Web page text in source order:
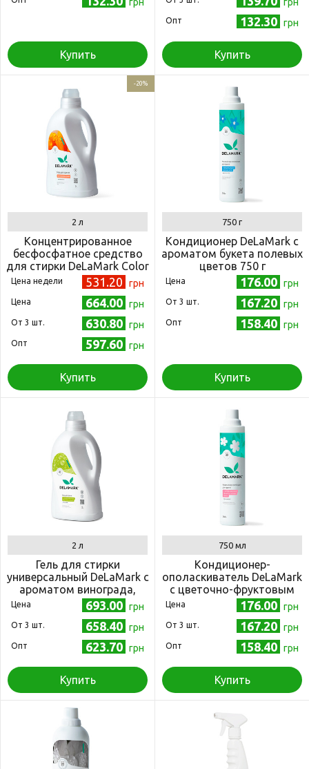
Купить
Опт 132.30 грн
Купить
-20%
2 л
Концентрированное
бесфосфатное средство
для стирки DeLaMark Color
2 л
Цена недели 531.20 грн
Цена 664.00 грн
Oт 3 шт. 630.80 грн
Опт 597.60 грн
Купить
750 г
Кондиционер DeLaMark с
ароматом букета полевых
цветов 750 г
Цена 176.00 грн
Oт 3 шт. 167.20 грн
Опт 158.40 грн
Купить
2 л
Гель для стирки
универсальный DeLaMark с
ароматом винограда,
бергамота и лимона, 2 л
Цена 693.00 грн
Oт 3 шт. 658.40 грн
Опт 623.70 грн
Купить
750 мл
Кондиционер-
ополаскиватель DeLaMark
с цветочно-фруктовым
ароматом с нотами амбры
0.75 л
Цена 176.00 грн
Oт 3 шт. 167.20 грн
Опт 158.40 грн
Купить